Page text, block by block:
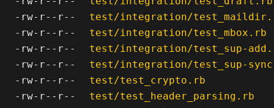
-rw-r--r--
test/integration/
-rw-r--r--
test/integration/test_mbox.rb
-rw-r--r--
test/integration/test_sup-
-rw-r--r--
test/integration/test_sup-
-rw-r--r--
test/test_crypto.rb
-rw-r--r--
test/test_header_parsing.rb